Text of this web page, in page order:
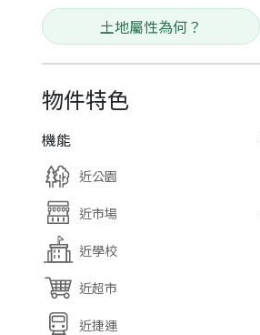
土地屬性為何？
物件特色
機能
近公園
近市場
近學校
近超市
近捷運